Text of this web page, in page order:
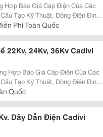
Tạo Kỹ Thuật, Dòng Điện Định
Phí Toàn Quốc
22Kv, 24Kv, 36Kv Cadivi
Tạo Kỹ Thuật, Dòng Điện Định
Quốc
Dây Dẫn Điện Cadivi